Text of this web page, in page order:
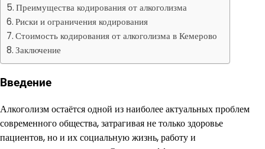
Преимущества кодирования от алкоголизма
Риски и ограничения кодирования
Стоимость кодирования от алкоголизма в Кемерово
Заключение
Введение
Алкоголизм остаётся одной из наиболее актуальных проблем
современного общества, затрагивая не только здоровье
пациентов, но и их социальную жизнь, работу и